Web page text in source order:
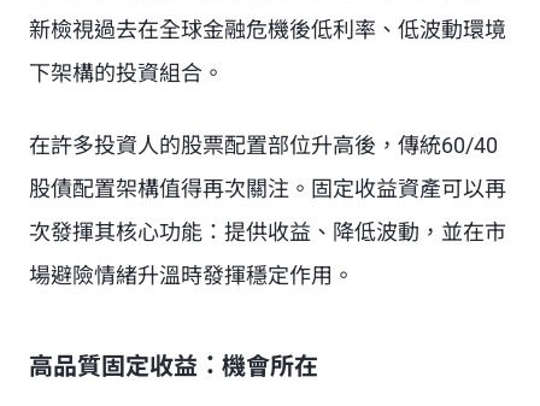
新檢視過去在全球金融危機後低利率、低波動環境
下架構的投資組合。
在許多投資人的股票配置部位升高後，傳統60/40
股債配置架構值得再次關注。固定收益資產可以再
次發揮其核心功能：提供收益、降低波動，並在市
場避險情緒升溫時發揮穩定作用。
高品質固定收益：機會所在